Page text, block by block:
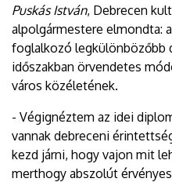
Puskás István, Debrecen
alpolgármestere elmondta:
foglalkozó legkülönbözőbb
időszakban örvendetes
város közéletének.
- Végignéztem az idei
vannak debreceni
kezd járni, hogy vajon mit
merthogy abszolút